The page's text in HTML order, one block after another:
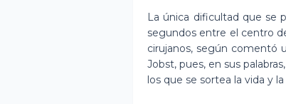
La única dificultad que se
segundos entre el centro
cirujanos, según comentó
Jobst, pues, en sus
los que se sortea la vida y